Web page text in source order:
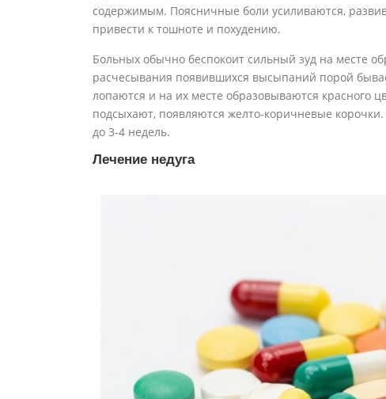
содержимым. Поясничные боли усиливаются,
привести к тошноте и похудению.
Больных обычно беспокоит сильный зуд на месте
расчесывания появившихся высыпаний порой
лопаются и на их месте образовываются красного
подсыхают, появляются желто-коричневые
до 3-4 недель.
Лечение недуга